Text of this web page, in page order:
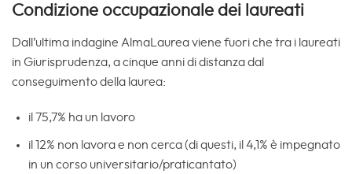
Condizione occupazionale dei laureati
Dall’ultima indagine AlmaLaurea viene fuori che tra i laureati
in Giurisprudenza, a cinque anni di distanza dal
conseguimento della laurea:
il 75,7% ha un lavoro
il 12% non lavora e non cerca (di questi, il 4,1% è impegnato
in un corso universitario/praticantato)